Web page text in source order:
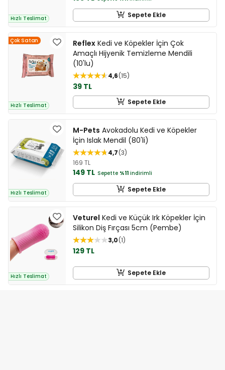
Hızlı Teslimat Sepete Ekle
Çok Satan
Hızlı Teslimat
Reflex Kedi ve Köpekler İçin Çok
Amaçlı Hijyenik Temizleme Mendili
(10'lu)
4,6 15
39 TL
Sepete Ekle
Hızlı Teslimat
M-Pets Avokadolu Kedi ve Köpekler
İçin Islak Mendil (80'li)
4,7 3
169 TL
149 TL Sepette %11 indirimli
Sepete Ekle
Hızlı Teslimat
Veturel Kedi ve Küçük Irk Köpekler İçin
Silikon Diş Fırçası 5cm (Pembe)
3,0 1
129 TL
Sepete Ekle